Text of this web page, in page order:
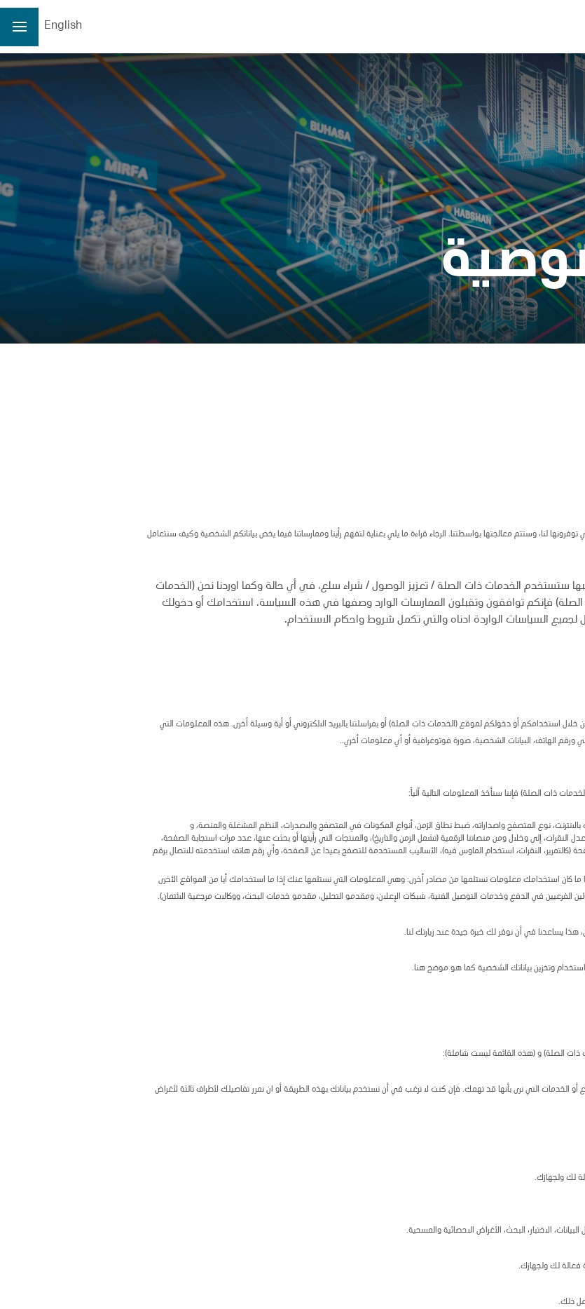
English
3.40
3.36
3.41
3.34
32931724
3.36
0.04/1.19%
لنا، وستتم معالجتها بواسطتنا. الرجاء قراءة ما يلي بعناية لتفهم رأينا وممارساتنا فيما يخص بياناتكم الشخصية وكيف سنتعامل
ستستخدم الخدمات ذات الصلة / تعزيز الوصول / شراء سلع، في أي حالة وكما اوردنا نحن (الخدمات
فإنكم توافقون وتقبلون الممارسات الوارد وصفها في هذه السياسة. استخدامك أو دخولك
السياسات الواردة ادناه والتي تكمل شروط واحكام الاستخدام.
استخدامكم أو دخولكم لموقع (الخدمات ذات الصلة) أو بمراسلتنا بالبريد الالكتروني أو أية وسيلة أخرى. هذه المعلومات التي
ورقم الهاتف، البيانات الشخصية، صورة فوتوغرافية أو أي معلومات أخري..
ذات الصلة) فإننا سنأخذ المعلومات التالية آلياً:
نوع المتصفح واصداراته، ضبط نطاق الزمن، أنواع المكونات في المتصفح والاصدرات، النظم المشغلة والمنصة، و
إلى وخلال ومن منصاتنا الرقمية (تشمل الزمن والتاريخ)، والمنتجات التي رأيتها أو بحثت عنها، عدد مرات استجابة الصفحة،
(كالتمرير، النقرات، استخدام الماوس فيه)، الأساليب المستخدمة للتصفح بعيدا عن الصفحة، وأي رقم هاتف استخدمته للاتصال برقم
كان استخدامك معلومات نستلمها من مصادر أخرى: وهي المعلومات التي نستلمها عنك إذا ما استخدامك أيا من المواقع الأخرى
الفرعيين في الدفع وخدمات التوصيل الفنية، شبكات الإعلان، ومقدمو التحليل، مقدمو خدمات البحث، ووكالات مرجعية الائتمان).
هذا يساعدنا في أن نوفر لك خبرة جيدة عند زيارتك لنا.
وتخزين بياناتك الشخصية كما هو موضح هنا.
ذات الصلة) و (هذه القائمة ليست شاملة):
أو الخدمات التي نرى بأنها قد تهمك. فإن كنت لا ترغب في أن نستخدم بياناتك بهذه الطريقة أو ان نمرر تفاصيلك لأطراف ثالثة لأغراض
لك ولجهازك.
الاختبار، البحث، الأغراض الاحصائية والمسحية.
فعالة لك ولجهازك.
ذلك.